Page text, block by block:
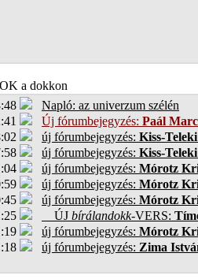
a dokkon
Napló: az univerzum szélén
Új fórumbejegyzés: Paál
új fórumbejegyzés: Kiss-
új fórumbejegyzés: Kiss-
új fórumbejegyzés: Mórotz
új fórumbejegyzés: Mórotz
új fórumbejegyzés: Mórotz
ÚJ bírálandokk-VERS:
új fórumbejegyzés: Mórotz
új fórumbejegyzés: Zima